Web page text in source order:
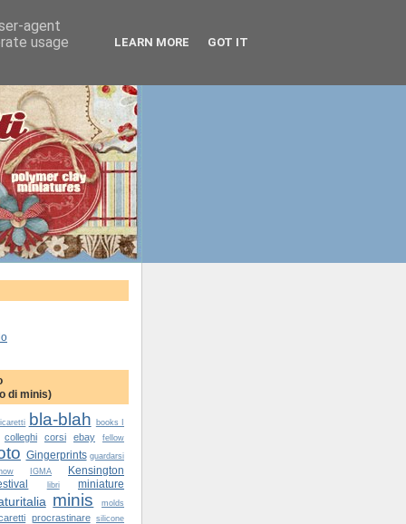
di minis)
bla-blah
books I
colleghi corsi ebay
fellow
Gingerprints guardarsi
IGMA
Kensington
libri
miniature
minis
molds
procrastinare silicone
agent
usage
LEARN MORE GOT IT